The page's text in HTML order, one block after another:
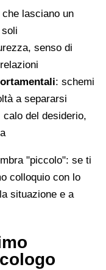
lasciano un
senso di
: schemi
a separarsi
del desiderio,
"piccolo": se ti
colloquio con lo
situazione e a